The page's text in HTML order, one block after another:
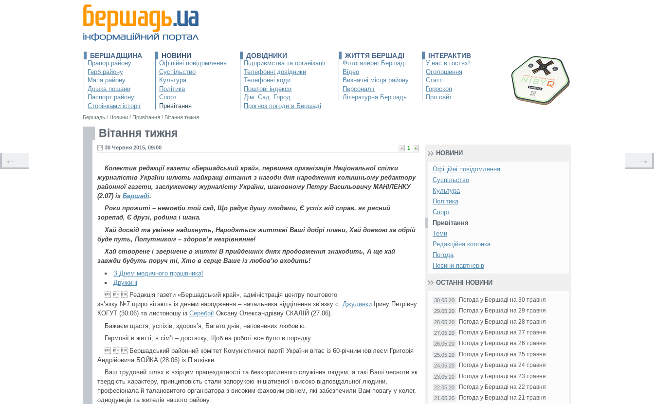
БЕРШАДЩИНА
Прапор району
Герб району
Мапа району
Дошка пошани
Паспорт району
Сторінками історії
НОВИНИ
Офіційні повідомлення
Суспільство
Культура
Політика
Спорт
Привітання
ДОВІДНИКИ
Підприємства та організації
Телефонні довідники
Телефонні коди
Поштові індекси
Дім. Сад. Город.
Прогноз погоди в Бершаді
ЖИТТЯ БЕРШАДІ
Фотогалереї Бершаді
Відео
Визначні місця району
Персоналії
Літературна Бершадь
ІНТЕРАКТИВ
У нас в гостях!
Оголошення
Статті
Гороскоп
Про сайт
Бершадь / Новини / Привітання / Вітання тижня
Вітання тижня
1
30 Червня 2015, 09:00
Колектив редакції газети «Бершадський край», первинна організація Національної спілки
журналістів України шлють найкращі вітання з нагоди дня народження колишньому редактору
районної газети, заслуженому журналісту України, шановному Петру Васильовичу МАНІЛЕНКУ
(2.07) із Бершаді.
Роки прожиті – немовби той сад, Що радує душу плодами, Є успіх від справ, як рясний
зорепад, Є друзі, родина і шана.
Хай досвід та уміння надихнуть, Народяться життєві Ваші добрі плани, Хай довгою за обрій
буде путь, Попутником – здоров’я незрівнянне!
Хай створене і звершене в житті В прийдешніх днях продовження знаходить, А ще хай
завжди будуть поруч ті, Хто в серце Ваше із любов’ю входить!
З Днем медичного працівника!
Дружині
   Редакція газети «Бершадський край», адміністрація центру поштового
зв’язку №7 щиро вітають із днями народження – начальника відділення зв’язку с. Джулинки Ірину Петрівну
КОГУТ (30.06) та листоношу із Серебрії Оксану Олександрівну СКАЛІЙ (27.06).
Бажаєм щастя, успіхів, здоров’я, Багато днів, наповнених любов’ю.
Гармонії в житті, в сім’ї – достатку, Щоб на роботі все було в порядку.
   Бершадський районний комітет Комуністичної партії України вітає із 60-річним ювілеєм Григорія
Андрійовича БОЙКА (28.06) із П’ятківки.
Ваш трудовий шлях є взірцем працездатності та безкорисливого служіння людям, а такі Ваші чесноти як
твердість характеру, принциповість стали запорукою ініціативної і високо відповідальної людини,
професіонала й талановитого організатора з високим фаховим рівнем, які забезпечили Вам повагу у колег,
однодумців та жителів нашого району.
← →
НОВИНИ
Офіційні повідомлення
Суспільство
Культура
Політика
Спорт
Привітання
Теми
Редакційна колонка
Погода
Новини партнерів
ОСТАННІ НОВИНИ
30.05.20 Погода у Бершаді на 30 травня
29.05.20 Погода у Бершаді на 29 травня
28.05.20 Погода у Бершаді на 28 травня
27.05.20 Погода у Бершаді на 27 травня
26.05.20 Погода у Бершаді на 26 травня
25.05.20 Погода у Бершаді на 25 травня
24.05.20 Погода у Бершаді на 24 травня
23.05.20 Погода у Бершаді на 23 травня
22.05.20 Погода у Бершаді на 22 травня
21.05.20 Погода у Бершаді на 21 травня